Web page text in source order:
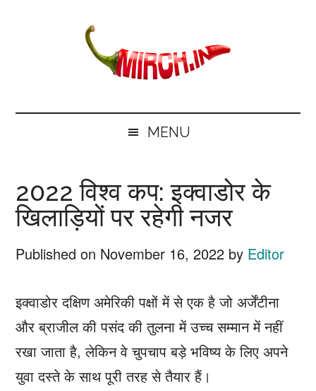
mirch.in
Hindi
MENU
2022 विश्व कप: इक्वाडोर के
खिलाड़ियों पर रहेगी नजर
Published on November 16, 2022 by Editor
इक्वाडोर दक्षिण अमेरिकी पक्षों में से एक है जो अर्जेंटीना
और ब्राजील की पसंद की तुलना में उच्च सम्मान में नहीं
रखा जाता है, लेकिन वे चुपचाप बड़े भविष्य के लिए अपने
युवा दस्ते के साथ पूरी तरह से तैयार हैं।